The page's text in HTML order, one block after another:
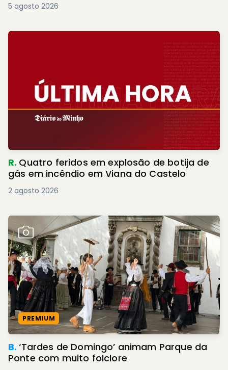
5 agosto 2026
R. Quatro feridos em explosão de botija de
gás em incêndio em Viana do Castelo
2 agosto 2026
PREMIUM
B.‘Tardes de Domingo’ animam Parque da
Ponte com muito folclore